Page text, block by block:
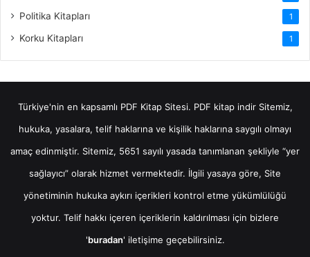
Politika Kitapları 1
Korku Kitapları 1
Türkiye'nin en kapsamlı PDF Kitap Sitesi. PDF kitap indirSitemiz,
hukuka, yasalara, telif haklarına ve kişilik haklarına saygılı olmayı
amaç edinmiştir. Sitemiz, 5651 sayılı yasada tanımlanan şekliyle “yer
sağlayıcı” olarak hizmet vermektedir. İlgili yasaya göre, Site
yönetiminin hukuka aykırı içerikleri kontrol etme yükümlülüğü
yoktur. Telif hakkı içeren içeriklerin kaldırılması için bizlere
'buradan' iletişime geçebilirsiniz.